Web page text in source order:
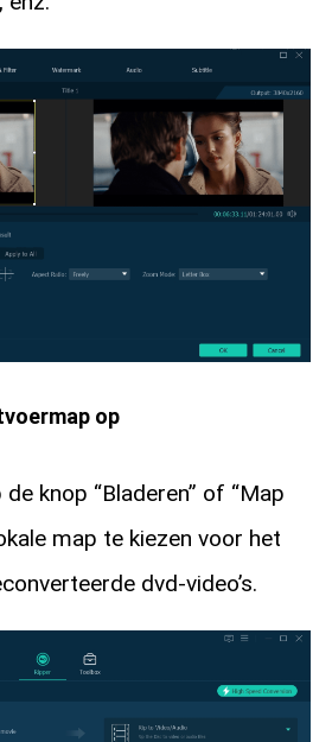
op
knop “Bladeren” of “Map
map te kiezen voor het
dvd-video’s.